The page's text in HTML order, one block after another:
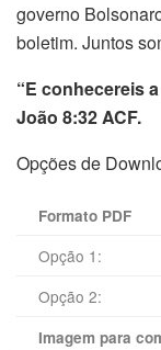
governo
boletim. Juntos
“E conhecereis
João 8:32 ACF.
Opções de
Formato PDF
Opção 1:
Opção 2:
Imagem para